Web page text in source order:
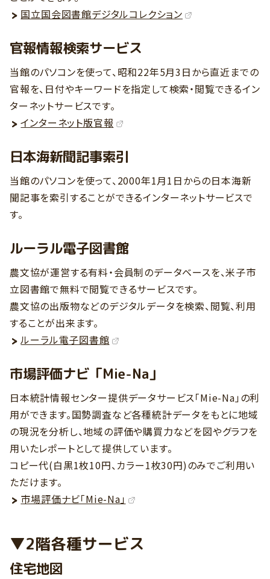
国立国会図書館デジタルコレクション
官報情報検索サービス
当館のパソコンを使って、昭和22年5月3日から直近までの
官報を、日付やキーワードを指定して検索・閲覧できるイン
ターネットサービスです。
インターネット版官報
日本海新聞記事索引
当館のパソコンを使って、2000年1月1日からの日本海新
聞記事を索引することができるインターネットサービスで
す。
ルーラル電子図書館
農文協が運営する有料・会員制のデータベースを、米子市
立図書館で無料で閲覧できるサービスです。
農文協の出版物などのデジタルデータを検索、閲覧、利用
することが出来ます。
ルーラル電子図書館
市場評価ナビ「Mie-Na」
日本統計情報センター提供データサービス「Mie-Na」の利
用ができます。国勢調査など各種統計データをもとに地域
の現況を分析し、地域の評価や購買力などを図やグラフを
用いたレポートとして提供しています。
コピー代(白黒1枚10円、カラー1枚30円)のみでご利用い
ただけます。
市場評価ナビ「Mie-Na」
▼2階各種サービス
住宅地図